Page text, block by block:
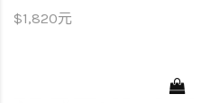
$1,820元